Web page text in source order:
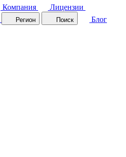
Компания
Лицензии
Регион Поиск
Блог